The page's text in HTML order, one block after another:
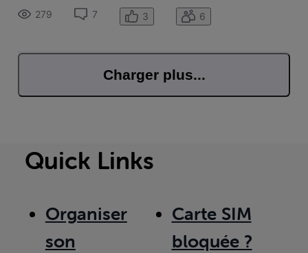
"sam-dim",... il faudra à chaque fois réencoder, on perd du
temps ! On
279 7 3 6
Charger plus...
Quick Links
Organiser
son
Carte SIM
bloquée ?